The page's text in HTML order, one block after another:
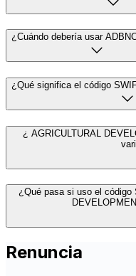
¿Cuándo debería usar
¿Qué significa el código
¿ AGRICULTURAL
¿Qué pasa si uso el código
Renuncia